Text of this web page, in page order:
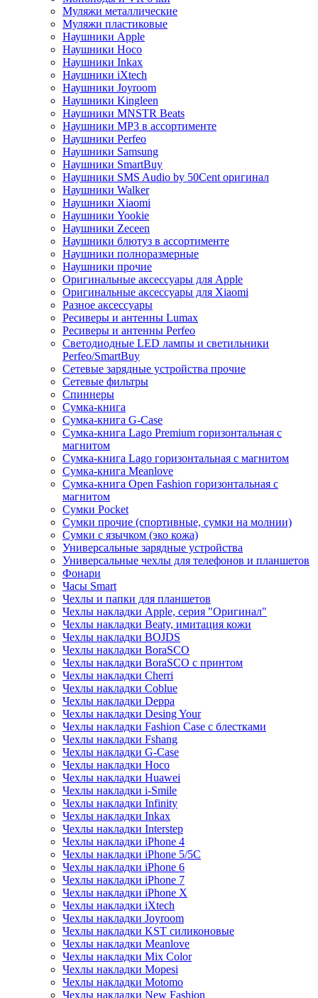
Муляжи металлические
Муляжи пластиковые
Наушники Apple
Наушники Hoco
Наушники Inkax
Наушники iXtech
Наушники Joyroom
Наушники Kingleen
Наушники MNSTR Beats
Наушники MP3 в ассортименте
Наушники Perfeo
Наушники Samsung
Наушники SmartBuy
Наушники SMS Audio by 50Cent оригинал
Наушники Walker
Наушники Xiaomi
Наушники Yookie
Наушники Zeceen
Наушники блютуз в ассортименте
Наушники полноразмерные
Наушники прочие
Оригинальные аксессуары для Apple
Оригинальные аксессуары для Xiaomi
Разное аксессуары
Ресиверы и антенны Lumax
Ресиверы и антенны Perfeo
Светодиодные LED лампы и светильники
Perfeo/SmartBuy
Сетевые зарядные устройства прочие
Сетевые фильтры
Спиннеры
Сумка-книга
Сумка-книга G-Case
Сумка-книга Lago Premium горизонтальная с
магнитом
Сумка-книга Lago горизонтальная с магнитом
Сумка-книга Meanlove
Сумка-книга Open Fashion горизонтальная с
магнитом
Сумки Pocket
Сумки прочие (спортивные, сумки на молнии)
Сумки с язычком (эко кожа)
Универсальные зарядные устройства
Универсальные чехлы для телефонов и планшетов
Фонари
Часы Smart
Чехлы и папки для планшетов
Чехлы накладки Apple, серия "Оригинал"
Чехлы накладки Beaty, имитация кожи
Чехлы накладки BOJDS
Чехлы накладки BoraSCO
Чехлы накладки BoraSCO с принтом
Чехлы накладки Cherri
Чехлы накладки Coblue
Чехлы накладки Deppa
Чехлы накладки Desing Your
Чехлы накладки Fashion Case с блестками
Чехлы накладки Fshang
Чехлы накладки G-Case
Чехлы накладки Hoco
Чехлы накладки Huawei
Чехлы накладки i-Smile
Чехлы накладки Infinity
Чехлы накладки Inkax
Чехлы накладки Interstep
Чехлы накладки iPhone 4
Чехлы накладки iPhone 5/5С
Чехлы накладки iPhone 6
Чехлы накладки iPhone 7
Чехлы накладки iPhone X
Чехлы накладки iXtech
Чехлы накладки Joyroom
Чехлы накладки KST силиконовые
Чехлы накладки Meanlove
Чехлы накладки Mix Color
Чехлы накладки Mopesi
Чехлы накладки Motomo
Чехлы накладки New Fashion